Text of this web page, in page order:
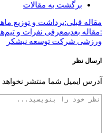
برگشت به مقالات
مقاله قبلی:برداشت و توزیع
:مقاله بعدیمعرفی نفرات و
ورزشی شرکت توسعه نیشکر
ارسال نظر
آدرس ایمیل شما منتشر